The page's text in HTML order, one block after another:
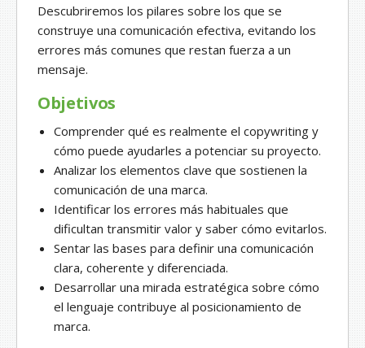
Descubriremos los pilares sobre los que se
construye una comunicación efectiva, evitando los
errores más comunes que restan fuerza a un
mensaje.
Objetivos
Comprender qué es realmente el copywriting y
cómo puede ayudarles a potenciar su proyecto.
Analizar los elementos clave que sostienen la
comunicación de una marca.
Identificar los errores más habituales que
dificultan transmitir valor y saber cómo evitarlos.
Sentar las bases para definir una comunicación
clara, coherente y diferenciada.
Desarrollar una mirada estratégica sobre cómo
el lenguaje contribuye al posicionamiento de
marca.